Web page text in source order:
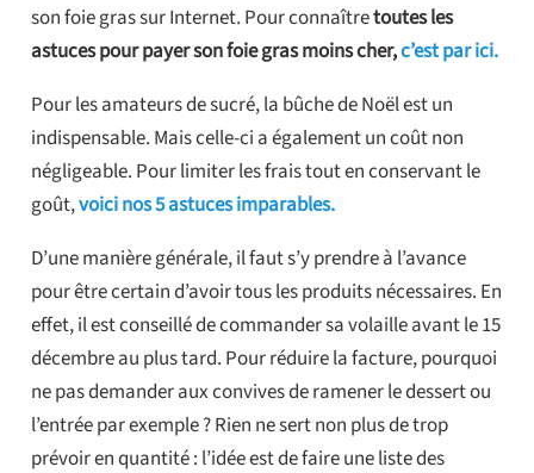
son foie gras sur Internet. Pour connaîtretoutes les
astuces pour payer son foie gras moins cher,c’est par ici.
Pour les amateurs de sucré, la bûche de Noël est un
indispensable. Mais celle-ci a également un coût non
négligeable. Pour limiter les frais tout en conservant le
goût,voici nos 5 astuces imparables.
D’une manière générale, il faut s’y prendre à l’avance
pour être certain d’avoir tous les produits nécessaires. En
effet, il est conseillé de commander sa volaille avant le 15
décembre au plus tard. Pour réduire la facture, pourquoi
ne pas demander aux convives de ramener le dessert ou
l’entrée par exemple ? Rien ne sert non plus de trop
prévoir en quantité : l’idée est de faire une liste des